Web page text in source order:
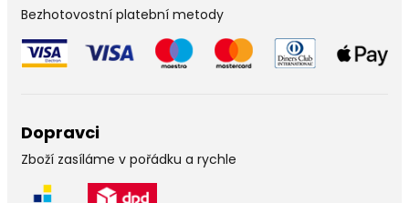
Bezhotovostní platební metody
Dopravci
Zboží zasíláme v pořádku a rychle